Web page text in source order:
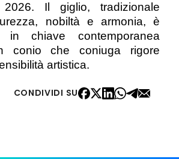
2026. Il giglio, tradizionale
nobiltà e armonia, è
in chiave contemporanea
conio che coniuga rigore
artistica.
CONDIVIDI SU